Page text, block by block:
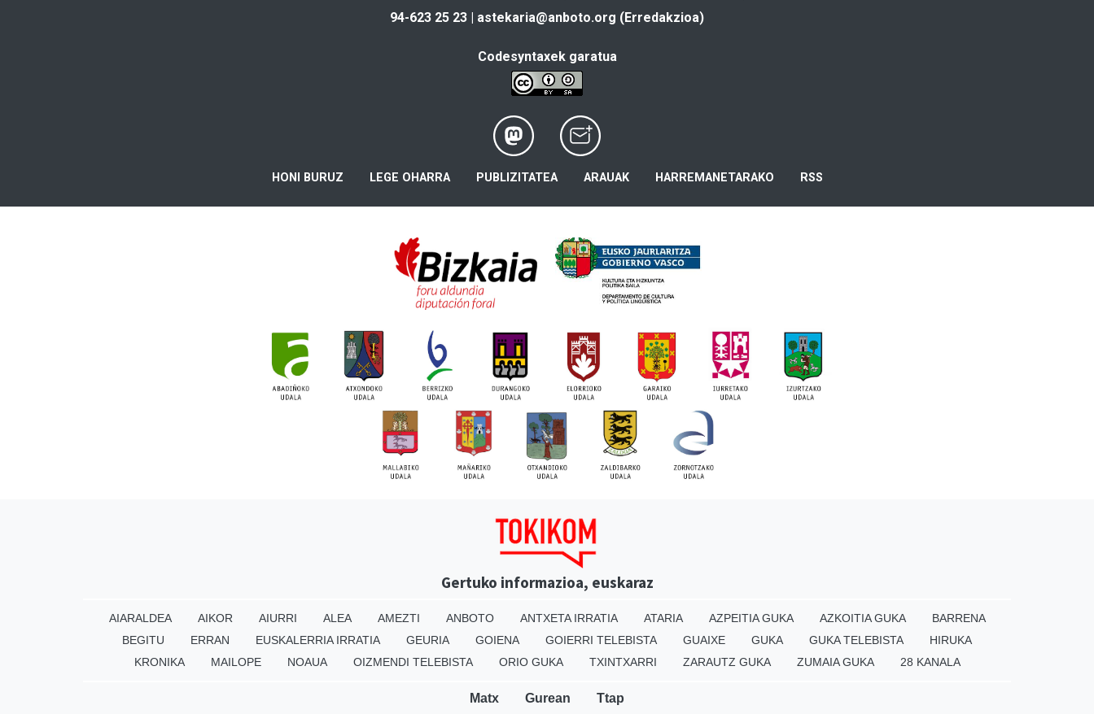
94-623 25 23 | astekaria@anboto.org (Erredakzioa)
Codesyntaxek garatua
HONI BURUZ LEGE OHARRA PUBLIZITATEA ARAUAK HARREMANETARAKO RSS
Gertuko informazioa, euskaraz
AIARALDEA AIKOR AIURRI ALEA AMEZTI ANBOTO ANTXETA IRRATIA ATARIA AZPEITIA GUKA AZKOITIA GUKA
BARRENA
BEGITU
ERRAN EUSKALERRIA IRRATIA GEURIA GOIENA GOIERRI TELEBISTA GUAIXE GUKA GUKA TELEBISTA
HIRUKA
KRONIKA
MAILOPE NOAUA OIZMENDI TELEBISTA ORIO GUKA TXINTXARRI ZARAUTZ GUKA ZUMAIA GUKA 28 KANALA
Matx Gurean Ttap